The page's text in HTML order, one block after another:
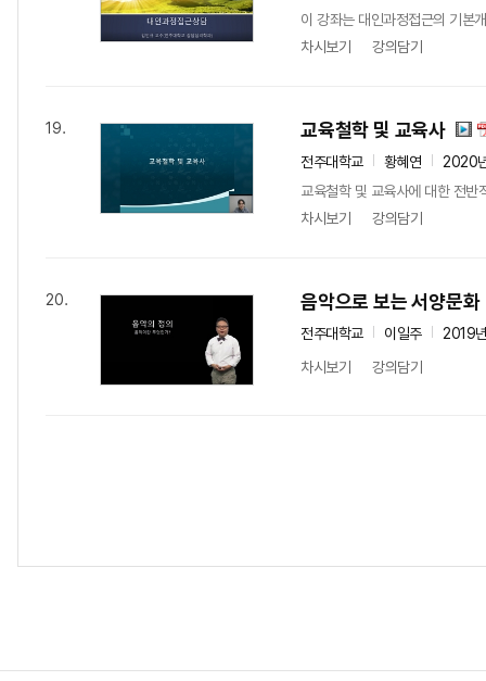
이 강좌는 대인과정접근의 기본
차시보기
강의담기
19. 교육철학 및 교육사
전주대학교 황혜연
2020
교육철학 및 교육사에 대한 전반
차시보기
강의담기
20. 음악으로 보는 서양문화
전주대학교 이일주
2019
차시보기
강의담기